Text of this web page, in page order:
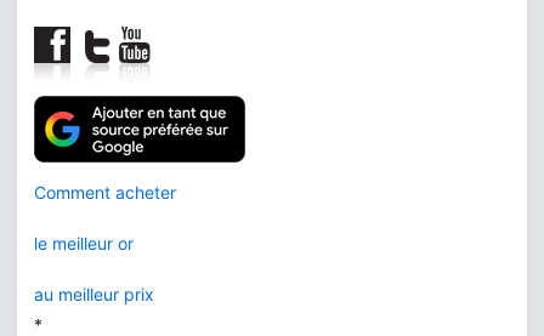
Comment acheter
le meilleur or
au meilleur prix
*